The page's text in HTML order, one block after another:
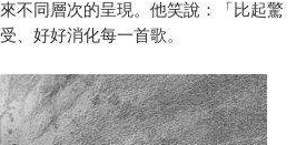
不同層次的呈現。他笑說：「比起驚
、好好消化每一首歌。